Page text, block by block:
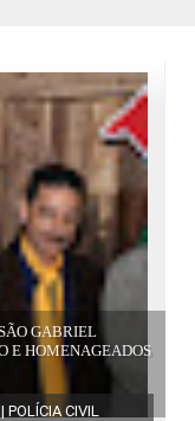
GABRIEL
E HOMENAGEADOS
POLÍCIA CIVIL